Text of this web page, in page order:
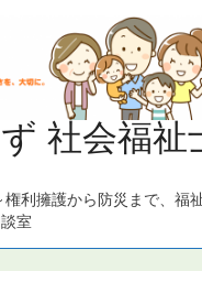
社会福祉
権利擁護から防災まで、福
室